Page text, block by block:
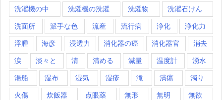
洗濯機の中 洗濯機の洗濯 洗濯物 洗濯石けん
洗面所 派手な色 流産 流行病 浄化 浄化力
浮腫 海彦 浸透力 消化器の癌 消化器官 消去
涙 淡々と 清 清める 減量 温度計 湧水
湯船 湿布 湿気 湿疹 滝 潰瘍 濁り
火傷 炊飯器 点眼薬 無形 無明 無欲